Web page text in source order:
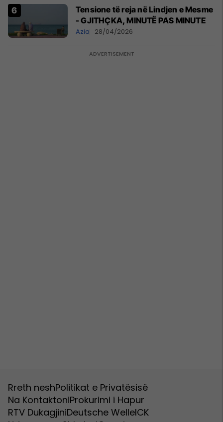
Tensione të reja në Lindjen e Mesme
- GJITHÇKA, MINUTË PAS MINUTE
Azia 28/04/2026
Rreth neshPolitikat e Privatësisë
Na KontaktoniProkurimi i Hapur
RTV DukagjiniDeutsche WelleICK